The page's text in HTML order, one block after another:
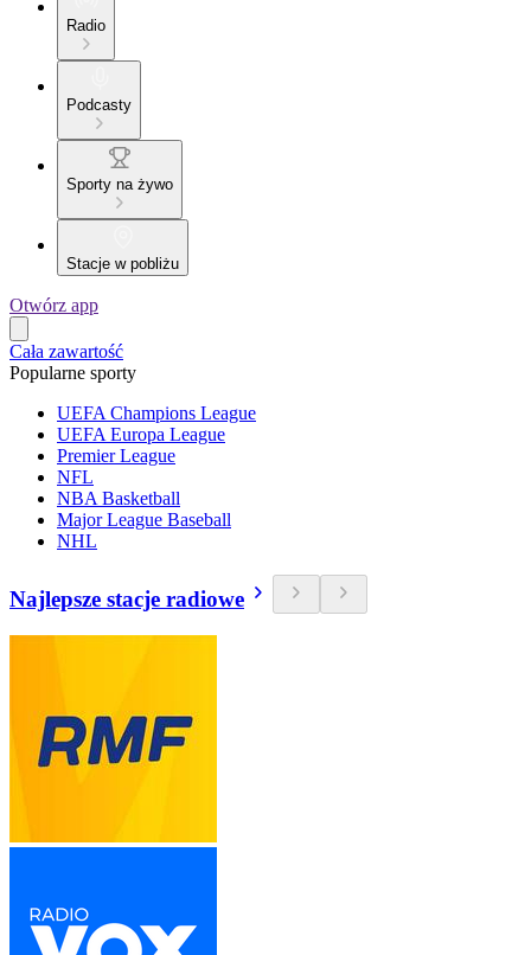
Radio
Podcasty
Sporty na żywo
Stacje w pobliżu
Otwórz app
Cała zawartość
Popularne sporty
UEFA Champions League
UEFA Europa League
Premier League
NFL
NBA Basketball
Major League Baseball
NHL
Najlepsze stacje radiowe